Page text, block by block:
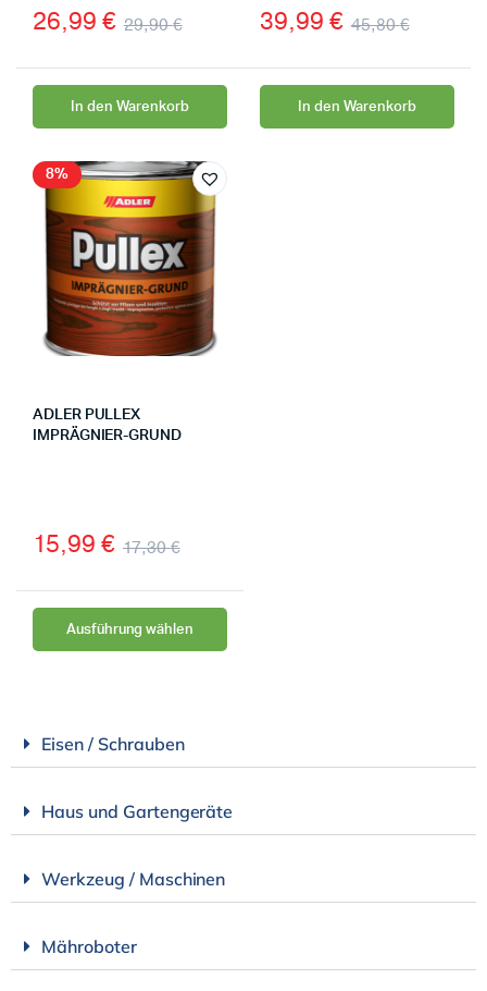
29,90€
26,99 €
In den Warenkorb
45,80€
39,99 €
In den Warenkorb
8%
ADLER PULLEX
IMPRÄGNIER-GRUND
17,30€
15,99 €
Ausführung wählen
Eisen / Schrauben
Haus und Gartengeräte
Werkzeug / Maschinen
Mähroboter